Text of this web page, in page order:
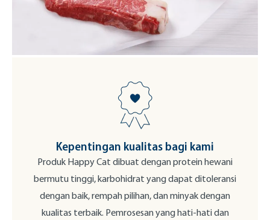
Kepentingan kualitas bagi kami
Produk Happy Cat dibuat dengan protein hewani
bermutu tinggi, karbohidrat yang dapat ditoleransi
dengan baik, rempah pilihan, dan minyak dengan
kualitas terbaik. Pemrosesan yang hati-hati dan